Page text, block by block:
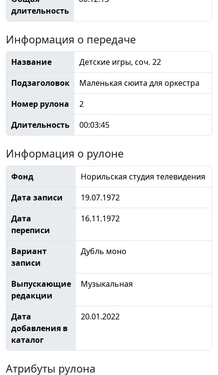
длительность
Информация о передаче
Название
Детские игры, соч. 22
Подзаголовок
Маленькая сюита для оркестра
Номер рулона
2
Длительность
00:03:45
Информация о рулоне
Фонд
Норильская студия телевидения
Дата записи
19.07.1972
Дата
переписи
16.11.1972
Вариант
записи
Дубль моно
Выпускающие
редакции
Музыкальная
Дата
добавления в
каталог
20.01.2022
Атрибуты рулона